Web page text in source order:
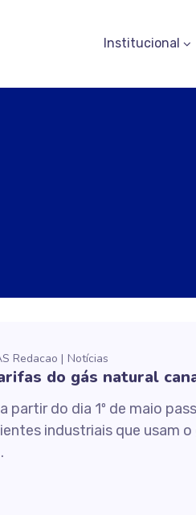
Institucional
Redacao Notícias
do gás natural
a partir do dia 1º de maio
industriais que usam